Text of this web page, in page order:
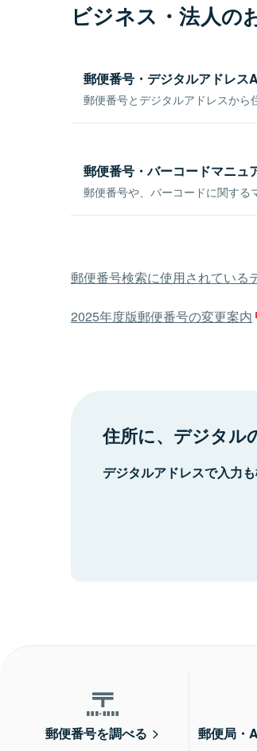
ビジネス・法人の
郵便番号・デジタルアドレス
郵便番号とデジタルアドレスから
郵便番号・バーコードマニュ
郵便番号や、バーコードに関する
郵便番号検索に使用されている
2025年度版郵便番号の変更案内
住所に、デジタル
デジタルアドレスで入力も
郵便番号を調べる
郵便局・